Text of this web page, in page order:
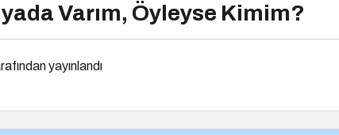
Varım, Öyleyse Kimim?
yayınlandı